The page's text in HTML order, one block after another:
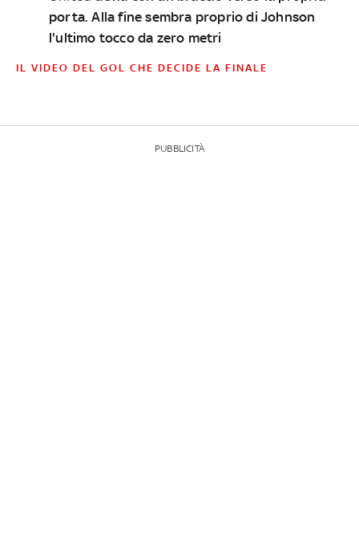
porta. Alla fine sembra proprio di Johnson
l'ultimo tocco da zero metri
IL VIDEO DEL GOL CHE DECIDE LA FINALE
PUBBLICITÀ